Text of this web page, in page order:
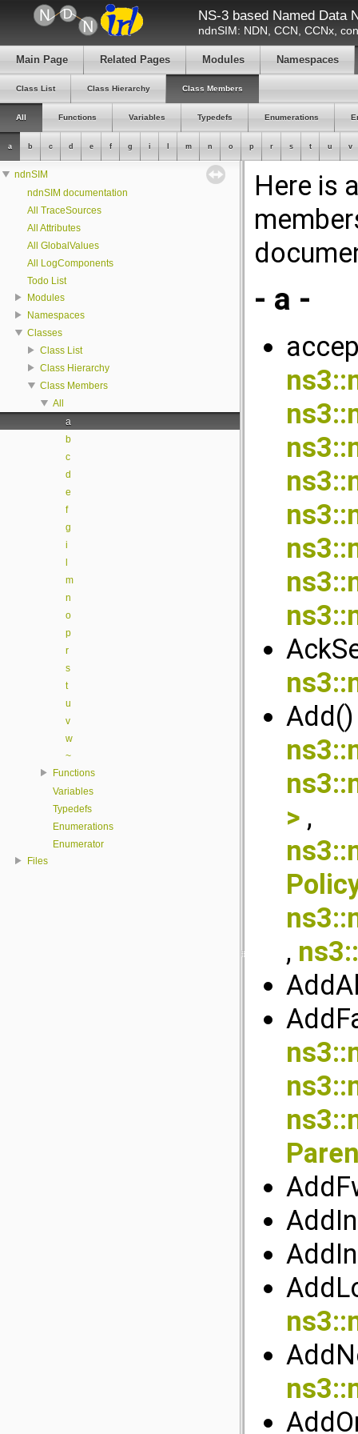
NS-3 based Named Data
ndnSIM: NDN, CCN, CCNx,
Main Page Related Pages Modules Namespaces
Class List Class Hierarchy Class Members
All Functions Variables Typedefs Enumerations
a b c d e f g i m n o p r s t u v
ndnSIM
ndnSIM documentation
All TraceSources
All Attributes
All GlobalValues
All LogComponents
Todo List
Modules
Namespaces
Classes
Class List
Class Hierarchy
Class Members
All
a
b
c
d
e
f
g
i
m
n
o
p
r
s
t
u
v
w
~
Functions
Variables
Typedefs
Enumerations
Enumerator
Files
Here is
- a -
> ,
,